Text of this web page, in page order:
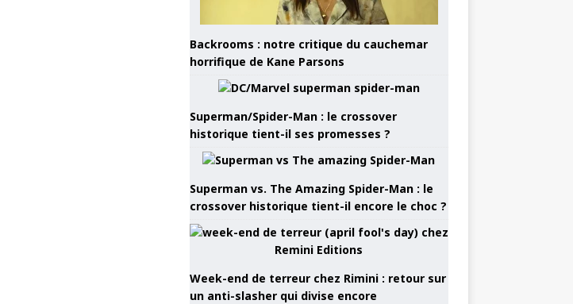
Backrooms : notre critique du cauchemar
horrifique de Kane Parsons
Superman/Spider-Man : le crossover
historique tient-il ses promesses ?
Superman vs. The Amazing Spider-Man : le
crossover historique tient-il encore le choc ?
Week-end de terreur chez Rimini : retour sur
un anti-slasher qui divise encore